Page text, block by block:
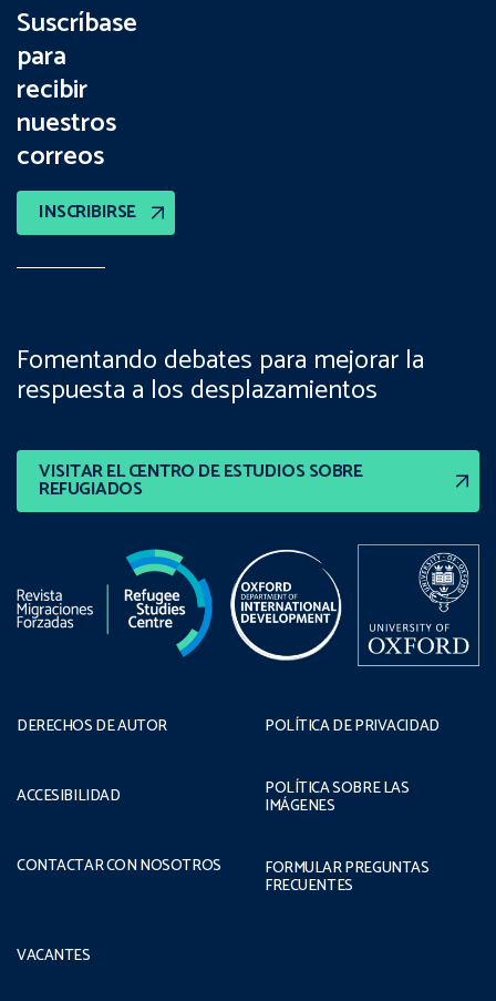
Suscríbase
para
recibir
nuestros
correos
INSCRIBIRSE
VISITAR EL CENTRO DE ESTUDIOS SOBRE
REFUGIADOS
Fomentando debates para mejorar la
respuesta a los desplazamientos
DERECHOS DE AUTOR
ACCESIBILIDAD
CONTACTAR CON NOSOTROS
POLÍTICA DE PRIVACIDAD
POLÍTICA SOBRE LAS
IMÁGENES
FORMULAR PREGUNTAS
FRECUENTES
VACANTES